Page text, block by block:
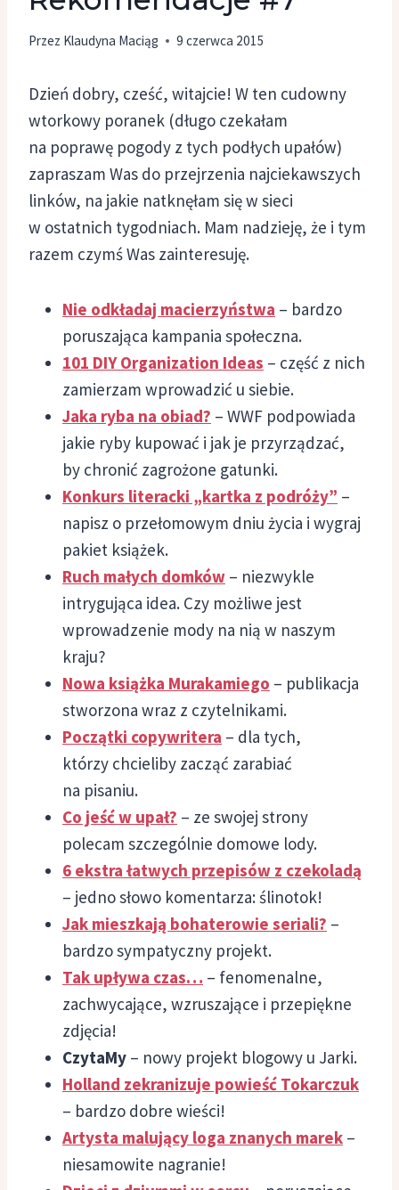
Przez Klaudyna Maciąg 9 czerwca 2015
Dzień dobry, cześć, witajcie! W ten cudowny
wtorkowy poranek (długo czekałam
na poprawę pogody z tych podłych upałów)
zapraszam Was do przejrzenia najciekawszych
linków, na jakie natknęłam się w sieci
w ostatnich tygodniach. Mam nadzieję, że i tym
razem czymś Was zainteresuję.
Nie odkładaj macierzyństwa – bardzo
poruszająca kampania społeczna.
101 DIY Organization Ideas – część z nich
zamierzam wprowadzić u siebie.
Jaka ryba na obiad? – WWF podpowiada
jakie ryby kupować i jak je przyrządzać,
by chronić zagrożone gatunki.
Konkurs literacki „kartka z podróży” –
napisz o przełomowym dniu życia i wygraj
pakiet książek.
Ruch małych domków – niezwykle
intrygująca idea. Czy możliwe jest
wprowadzenie mody na nią w naszym
kraju?
Nowa książka Murakamiego – publikacja
stworzona wraz z czytelnikami.
Początki copywritera – dla tych,
którzy chcieliby zacząć zarabiać
na pisaniu.
Co jeść w upał? – ze swojej strony
polecam szczególnie domowe lody.
6 ekstra łatwych przepisów z czekoladą
– jedno słowo komentarza: ślinotok!
Jak mieszkają bohaterowie seriali? –
bardzo sympatyczny projekt.
Tak upływa czas… – fenomenalne,
zachwycające, wzruszające i przepiękne
zdjęcia!
CzytaMy – nowy projekt blogowy u Jarki.
Holland zekranizuje powieść Tokarczuk
– bardzo dobre wieści!
Artysta malujący loga znanych marek –
niesamowite nagranie!